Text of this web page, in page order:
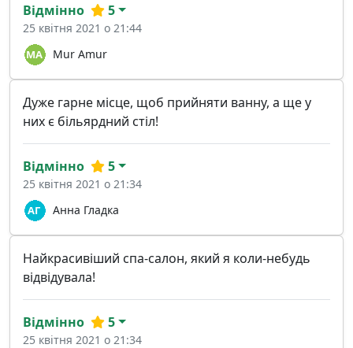
Mur Amur
Відмінно 5
25 квітня 2021 о 21:44
Дуже гарне місце, щоб прийняти ванну, а ще у
них є більярдний стіл!
Анна Гладка
Відмінно 5
25 квітня 2021 о 21:34
Найкрасивіший спа-салон, який я коли-небудь
відвідувала!
Відмінно 5
25 квітня 2021 о 21:34